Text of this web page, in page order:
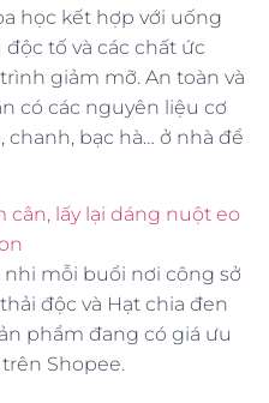
học kết hợp với uống
tố và các chất ức
giảm mỡ. An toàn và
có các nguyên liệu cơ
chanh, bạc hà… ở nhà để
mỗi buổi nơi công sở
độc và Hạt chia đen
phẩm đang có giá ưu
Shopee.